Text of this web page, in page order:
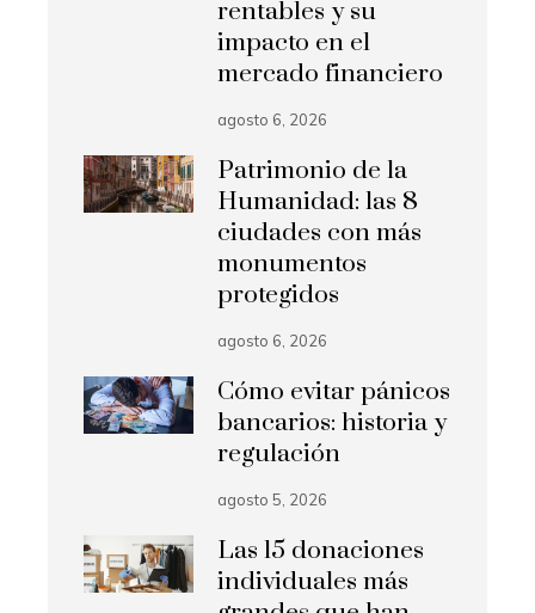
rentables y su
impacto en el
mercado financiero
agosto 6, 2026
Patrimonio de la
Humanidad: las 8
ciudades con más
monumentos
protegidos
agosto 6, 2026
Cómo evitar pánicos
bancarios: historia y
regulación
agosto 5, 2026
Las 15 donaciones
individuales más